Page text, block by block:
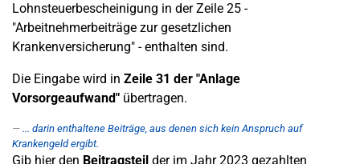
Lohnsteuerbescheinigung in der Zeile 25 -
"Arbeitnehmerbeiträge zur gesetzlichen
Krankenversicherung" - enthalten sind.
Die Eingabe wird in Zeile 31 der "Anlage
Vorsorgeaufwand" übertragen.
... darin enthaltene Beiträge, aus denen sich kein Anspruch auf
Krankengeld ergibt.
Gib hier den Beitragsteil der im Jahr 2023 gezahlten